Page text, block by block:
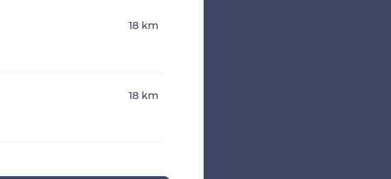
18 km
18 km